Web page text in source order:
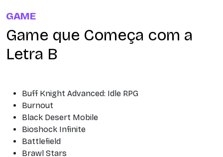
GAME
Game que Começa com a
Letra B
Buff Knight Advanced: Idle RPG
Burnout
Black Desert Mobile
Bioshock Infinite
Battlefield
Brawl Stars